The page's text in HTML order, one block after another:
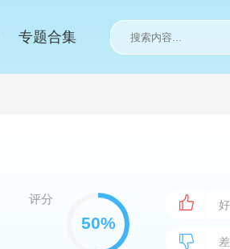
专题合集
评分